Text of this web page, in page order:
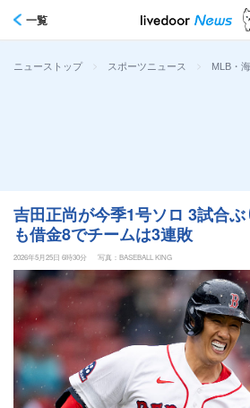
一覧
ニューストップ > スポーツニュース > MLB・
吉田正尚が今季1号ソロ 3試合
も借金8でチームは3連敗
2026年5月25日 6時30分 写真：BASEBALL KING